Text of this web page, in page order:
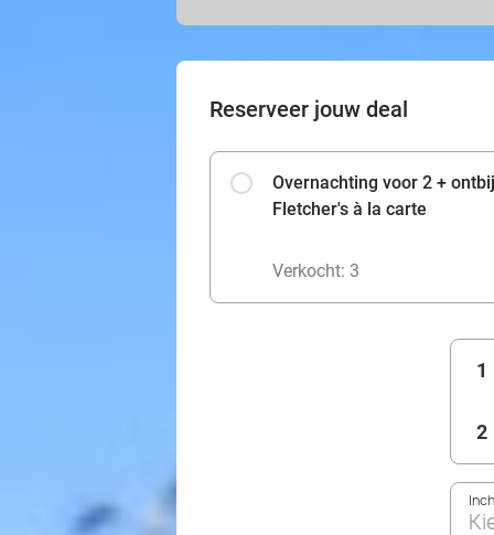
Reserveer jouw deal
Overnachting voor 2 +
Fletcher's à la carte
Verkocht: 3
1
2